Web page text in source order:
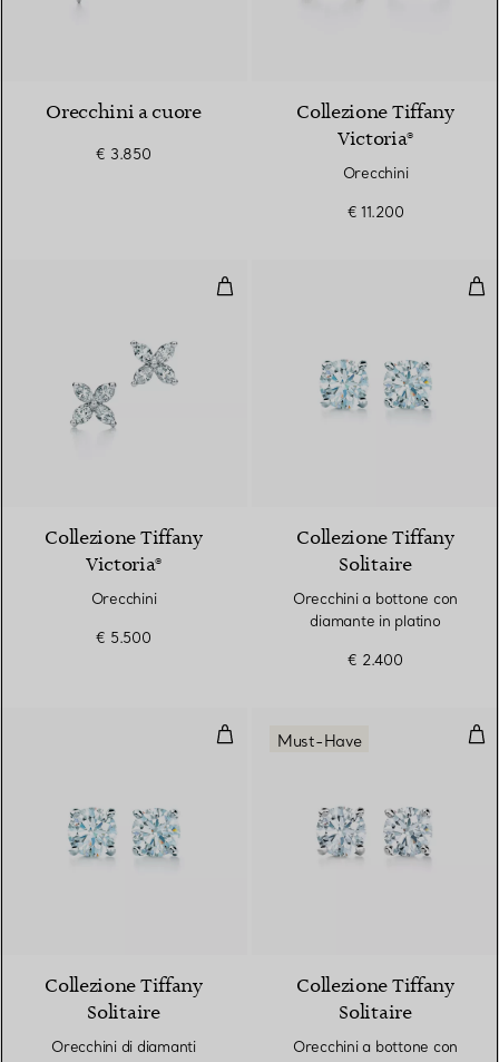
Orecchini a cuore
€ 3.850
Collezione Tiffany
Victoria®
Orecchini
€ 11.200
Orecchini
Collezione Tiffany
Victoria®
Orecchini
€ 5.500
Collezione Tiffany
Solitaire
Orecchini a bottone con
diamante in platino
€ 2.400
Orecchini di diamanti
Collezione Tiffany
Solitaire
Orecchini di diamanti
Must-Have
Collezione Tiffany
Solitaire
Orecchini a bottone con